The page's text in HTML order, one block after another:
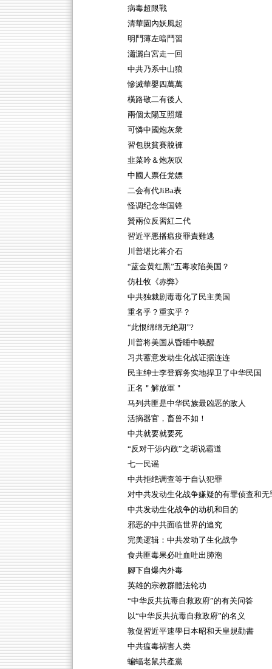
病毒超限戰
清華園內妖風起
明鬥薄左暗鬥習
瀟灑白宮走一回
中共乃系中山狼
慘滅華嬰四萬萬
橫路敬二有後人
兩個太陽互照耀
可憐中國炮灰衆
習包脫貧賽脫褲
韭菜吟＆炮灰叹
中國人票任党嫖
二会有代JiBa表
怪调纪念华国锋
贊兩位反習紅二代
習近平悪播瘟疫罪責難逃
川普堪比蒋介石
“蓝金黄红黑”五毒攻陷美国？
仿杜牧《赤弊》
中共独裁剧毒毒化了民主美国
重名乎？重实乎？
“此恨绵绵无绝期”?
川普将美国从昏睡中唤醒
习共蓄意发动生化战证据连连
民主绅士李登辉务实地捍卫了中华民国
正名＂解放軍＂
马列共匪是中华民族最凶恶的敌人
活摘器官，畜兽不如！
中共就要就要死
“反对干涉内政”之胡说霸道
七一民谣
中共拒绝调查等于自认犯罪
对中共发动生化战争嫌疑的有罪侦查和无
中共发动生化战争的动机和目的
邪恶的中共面临世界的追究
完美逻辑：中共发动了生化战争
食共匪毒果必吐血吐出肺泡
腳下自爆內外毒
英雄的宗教群體法轮功
“中华反共抗毒自救政府”的有关问答
以“中华反共抗毒自救政府”的名义
敦促習近平速學日本昭和天皇規勸書
中共瘟毒祸害人类
蝙蝠老鼠共產黨